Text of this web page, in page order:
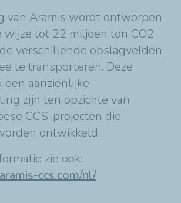
van Aramis wordt ontworpen
wijze tot 22 miljoen ton CO2
verschillende opslagvelden
te transporteren. Deze
een aanzienlijke
zijn ten opzichte van
CCS-projecten die
ontwikkeld.
zie ook:
ccs.com/nl/